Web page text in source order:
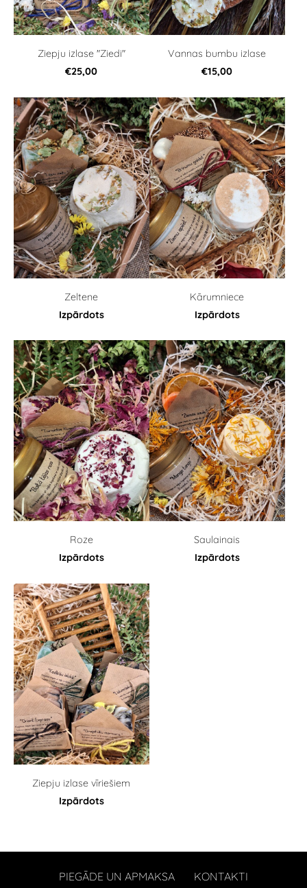
Ziepju izlase "Ziedi"
€25,00
Vannas bumbu izlase
€15,00
Zeltene
Izpārdots
Kārumniece
Izpārdots
Roze
Izpārdots
Saulainais
Izpārdots
Ziepju izlase vīriešiem
Izpārdots
PIEGĀDE UN APMAKSA KONTAKTI